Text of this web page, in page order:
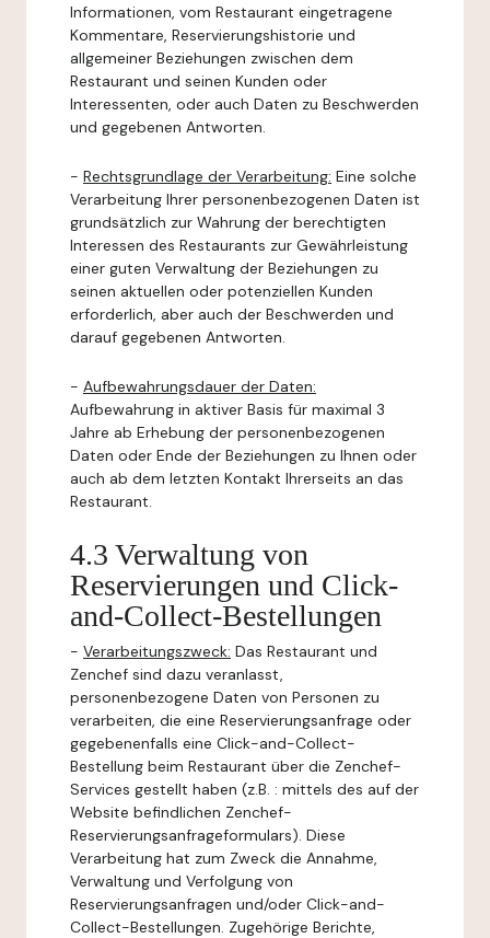
Informationen, vom Restaurant eingetragene
Kommentare, Reservierungshistorie und
allgemeiner Beziehungen zwischen dem
Restaurant und seinen Kunden oder
Interessenten, oder auch Daten zu Beschwerden
und gegebenen Antworten.
- Rechtsgrundlage der Verarbeitung: Eine solche
Verarbeitung Ihrer personenbezogenen Daten ist
grundsätzlich zur Wahrung der berechtigten
Interessen des Restaurants zur Gewährleistung
einer guten Verwaltung der Beziehungen zu
seinen aktuellen oder potenziellen Kunden
erforderlich, aber auch der Beschwerden und
darauf gegebenen Antworten.
- Aufbewahrungsdauer der Daten:
Aufbewahrung in aktiver Basis für maximal 3
Jahre ab Erhebung der personenbezogenen
Daten oder Ende der Beziehungen zu Ihnen oder
auch ab dem letzten Kontakt Ihrerseits an das
Restaurant.
4.3 Verwaltung von
Reservierungen und Click-
and-Collect-Bestellungen
- Verarbeitungszweck: Das Restaurant und
Zenchef sind dazu veranlasst,
personenbezogene Daten von Personen zu
verarbeiten, die eine Reservierungsanfrage oder
gegebenenfalls eine Click-and-Collect-
Bestellung beim Restaurant über die Zenchef-
Services gestellt haben (z.B. : mittels des auf der
Website befindlichen Zenchef-
Reservierungsanfrageformulars). Diese
Verarbeitung hat zum Zweck die Annahme,
Verwaltung und Verfolgung von
Reservierungsanfragen und/oder Click-and-
Collect-Bestellungen. Zugehörige Berichte,